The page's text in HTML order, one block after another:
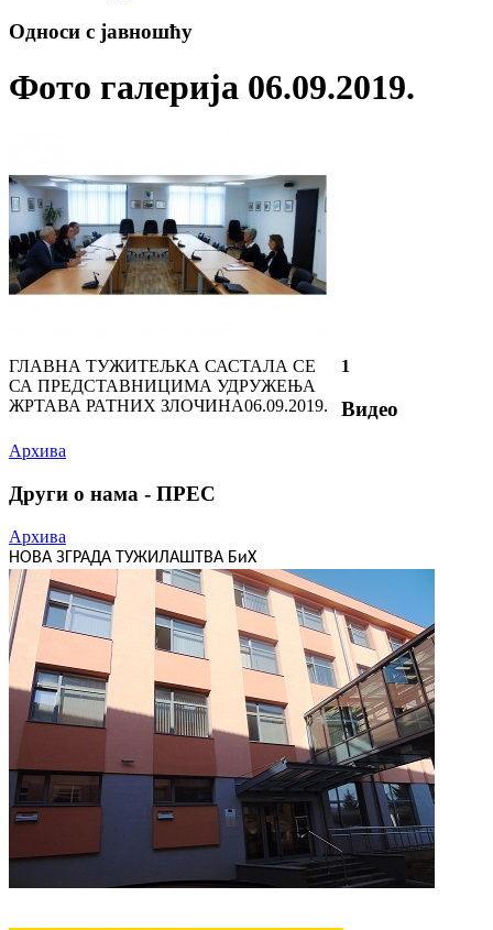
Односи с јавношћу
Фото галерија 06.09.2019.
ГЛАВНА ТУЖИТЕЉКА САСТАЛА СЕ
СА ПРЕДСТАВНИЦИМА УДРУЖЕЊА
ЖРТАВА РАТНИХ ЗЛОЧИНА06.09.2019.
1
Видео
Архива
Други о нама - ПРЕС
Архива
НОВА ЗГРАДА ТУЖИЛАШТВА БиХ